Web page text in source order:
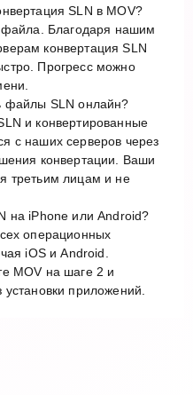
SLN в MOV?
файла. Благодаря нашим
конвертация SLN
Прогресс можно
файлы SLN онлайн?
и конвертированные
с наших серверов через
конвертации. Ваши
третьим лицам и не
на iPhone или Android?
операционных
iOS и Android.
MOV на шаге 2 и
приложений.